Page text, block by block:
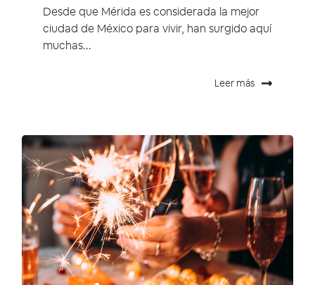
Desde que Mérida es considerada la mejor
ciudad de México para vivir, han surgido aquí
muchas...
Leer más